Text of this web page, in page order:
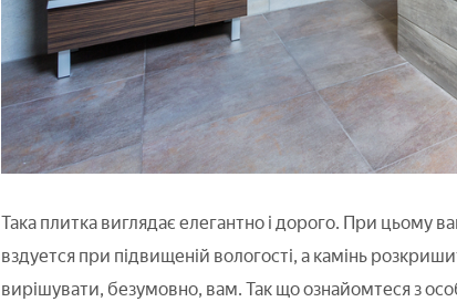
Така плитка виглядає елегантно і дорого. При цьому
вздуется при підвищеній вологості, а камінь
вирішувати, безумовно, вам. Так що ознайомтеся з